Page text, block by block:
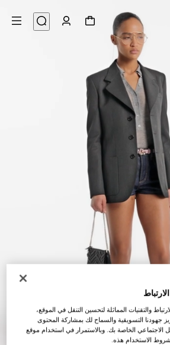
والتقنيات المماثلة لتحسين التنقل في الموقع،
جهودنا التسويقية والسماح لك بمشاركة المحتوى
الاجتماعي الخاصة بك. وبالاستمرار في استخدام موقع
الاستخدام هذه.